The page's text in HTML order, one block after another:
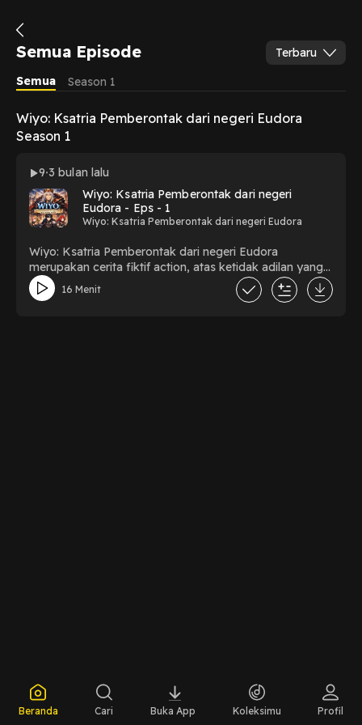
Semua Episode
Terbaru
Semua
Season 1
Wiyo: Ksatria Pemberontak dari negeri Eudora
Season 1
9 3 bulan lalu
Wiyo: Ksatria Pemberontak dari negeri
Eudora - Eps - 1
Wiyo: Ksatria Pemberontak dari negeri Eudora
Wiyo: Ksatria Pemberontak dari negeri Eudora
merupakan cerita fiktif action, atas ketidak adilan yang
di alami oleh rakyat eudora,ia ditindas terus – menerus
oleh raja barunya yang bernama La Gracia dengan gelar
16 Menit
Beranda Cari Buka App Koleksimu Profil